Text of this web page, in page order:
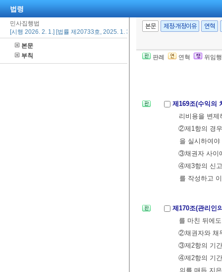
법령
민사집행법
[시행 2026. 2. 1.] [법률 제20733호, 2025. 1. 31., 일부개정]
본문
부칙
본문 제정·개정이유 연혁
판례 연혁 위임
③관리인에게
제169조(수익의
리비용을 변
②제1항의 경
을 실시하여야
③채권자 사이
④제3항의 신
를 작성하고
제170조(관리인
를 마친 뒤에
②채권자와 채
③제2항의 기
④제2항의 기
의를 매듭 지